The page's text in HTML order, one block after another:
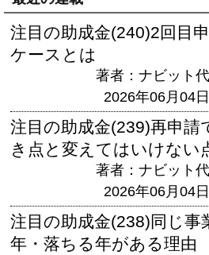
注目の助成金(240)2回目
ケースとは
著者：ナビット
2026年06月04
注目の助成金(239)再申請
き点と変えてはいけない
著者：ナビット
2026年06月04
注目の助成金(238)同じ事
年・落ちる年がある理由